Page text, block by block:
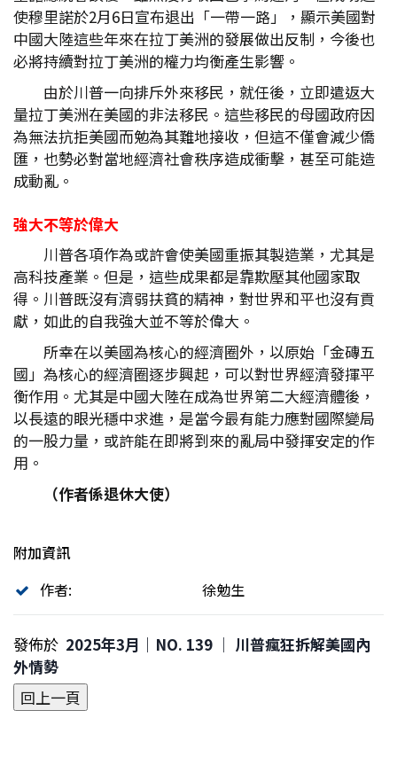
使穆里諾於2月6日宣布退出「一帶一路」，顯示美國對
中國大陸這些年來在拉丁美洲的發展做出反制，今後也
必將持續對拉丁美洲的權力均衡產生影響。
由於川普一向排斥外來移民，就任後，立即遣返大
量拉丁美洲在美國的非法移民。這些移民的母國政府因
為無法抗拒美國而勉為其難地接收，但這不僅會減少僑
匯，也勢必對當地經濟社會秩序造成衝擊，甚至可能造
成動亂。
強大不等於偉大
川普各項作為或許會使美國重振其製造業，尤其是
高科技產業。但是，這些成果都是靠欺壓其他國家取
得。川普既沒有濟弱扶貧的精神，對世界和平也沒有貢
獻，如此的自我強大並不等於偉大。
所幸在以美國為核心的經濟圈外，以原始「金磚五
國」為核心的經濟圈逐步興起，可以對世界經濟發揮平
衡作用。尤其是中國大陸在成為世界第二大經濟體後，
以長遠的眼光穩中求進，是當今最有能力應對國際變局
的一股力量，或許能在即將到來的亂局中發揮安定的作
用。
（作者係退休大使）
附加資訊
作者:
徐勉生
發佈於 2025年3月｜NO. 139 │ 川普瘋狂拆解美國內
外情勢